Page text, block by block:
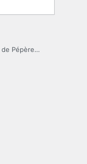
Pépère…